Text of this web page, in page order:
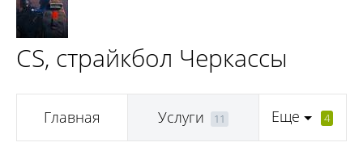
CS, cтрайкбол Черкассы
Главная Услуги 11 Еще 4